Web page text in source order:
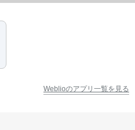
Weblioのアプリ一覧を見る